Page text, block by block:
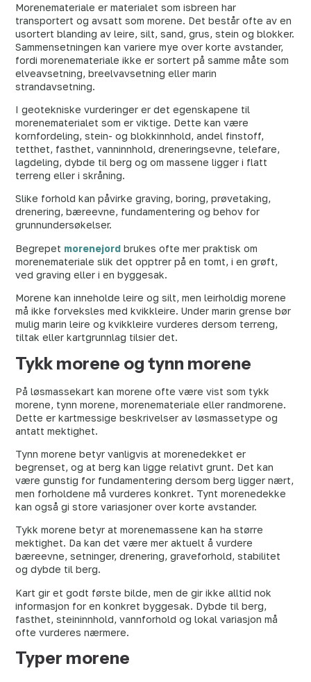
Morenemateriale er materialet som isbreen har
transportert og avsatt som morene. Det består ofte av en
usortert blanding av leire, silt, sand, grus, stein og blokker.
Sammensetningen kan variere mye over korte avstander,
fordi morenemateriale ikke er sortert på samme måte som
elveavsetning, breelvavsetning eller marin
strandavsetning.
I geotekniske vurderinger er det egenskapene til
morenematerialet som er viktige. Dette kan være
kornfordeling, stein- og blokkinnhold, andel finstoff,
tetthet, fasthet, vanninnhold, dreneringsevne, telefare,
lagdeling, dybde til berg og om massene ligger i flatt
terreng eller i skråning.
Slike forhold kan påvirke graving, boring, prøvetaking,
drenering, bæreevne, fundamentering og behov for
grunnundersøkelser.
Begrepet morenejord brukes ofte mer praktisk om
morenemateriale slik det opptrer på en tomt, i en grøft,
ved graving eller i en byggesak.
Morene kan inneholde leire og silt, men leirholdig morene
må ikke forveksles med kvikkleire. Under marin grense bør
mulig marin leire og kvikkleire vurderes dersom terreng,
tiltak eller kartgrunnlag tilsier det.
Tykk morene og tynn morene
På løsmassekart kan morene ofte være vist som tykk
morene, tynn morene, morenemateriale eller randmorene.
Dette er kartmessige beskrivelser av løsmassetype og
antatt mektighet.
Tynn morene betyr vanligvis at morenedekket er
begrenset, og at berg kan ligge relativt grunt. Det kan
være gunstig for fundamentering dersom berg ligger nært,
men forholdene må vurderes konkret. Tynt morenedekke
kan også gi store variasjoner over korte avstander.
Tykk morene betyr at morenemassene kan ha større
mektighet. Da kan det være mer aktuelt å vurdere
bæreevne, setninger, drenering, graveforhold, stabilitet
og dybde til berg.
Kart gir et godt første bilde, men de gir ikke alltid nok
informasjon for en konkret byggesak. Dybde til berg,
fasthet, steininnhold, vannforhold og lokal variasjon må
ofte vurderes nærmere.
Typer morene